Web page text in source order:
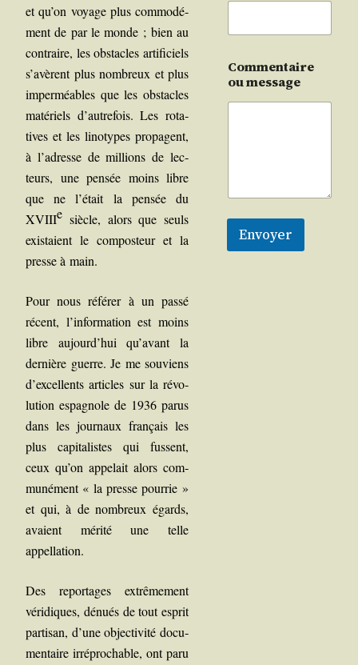
et qu’on voyage plus com­mo­dé­
ment de par le monde ; bien au
contraire, les obs­tacles arti­fi­ciels
s’avèrent plus nom­breux et plus
imper­méables que les obs­tacles
maté­riels d’autrefois. Les rota­
tives et les lino­types pro­pagent,
à l’adresse de mil­lions de lec­
teurs, une pen­sée moins libre
que ne l’était la pen­sée du
XVIIIe siècle, alors que seuls
exis­taient le com­pos­teur et la
presse à main.
Pour nous réfé­rer à un pas­sé
récent, l’information est moins
libre aujourd’hui qu’avant la
der­nière guerre. Je me sou­viens
d’excellents articles sur la révo­
lu­tion espa­gnole de 1936 parus
dans les jour­naux fran­çais les
plus capi­ta­listes qui fussent,
ceux qu’on appe­lait alors com­
mu­né­ment « la presse pour­rie »
et qui, à de nom­breux égards,
avaient méri­té une telle
appellation.
Des repor­tages extrê­me­ment
véri­diques, dénués de tout esprit
par­ti­san, d’une objec­ti­vi­té docu­
men­taire irré­pro­chable, ont paru
Commentaire
ou message
Envoyer